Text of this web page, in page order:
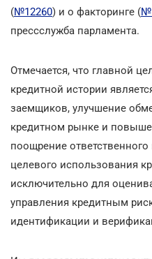
(№12260) и о факторинге (
прессслужба парламента.
Отмечается, что главной
кредитной истории
заемщиков, улучшение
кредитном рынке и
поощрение
целевого использования
исключительно для
управления кредитным
идентификации и